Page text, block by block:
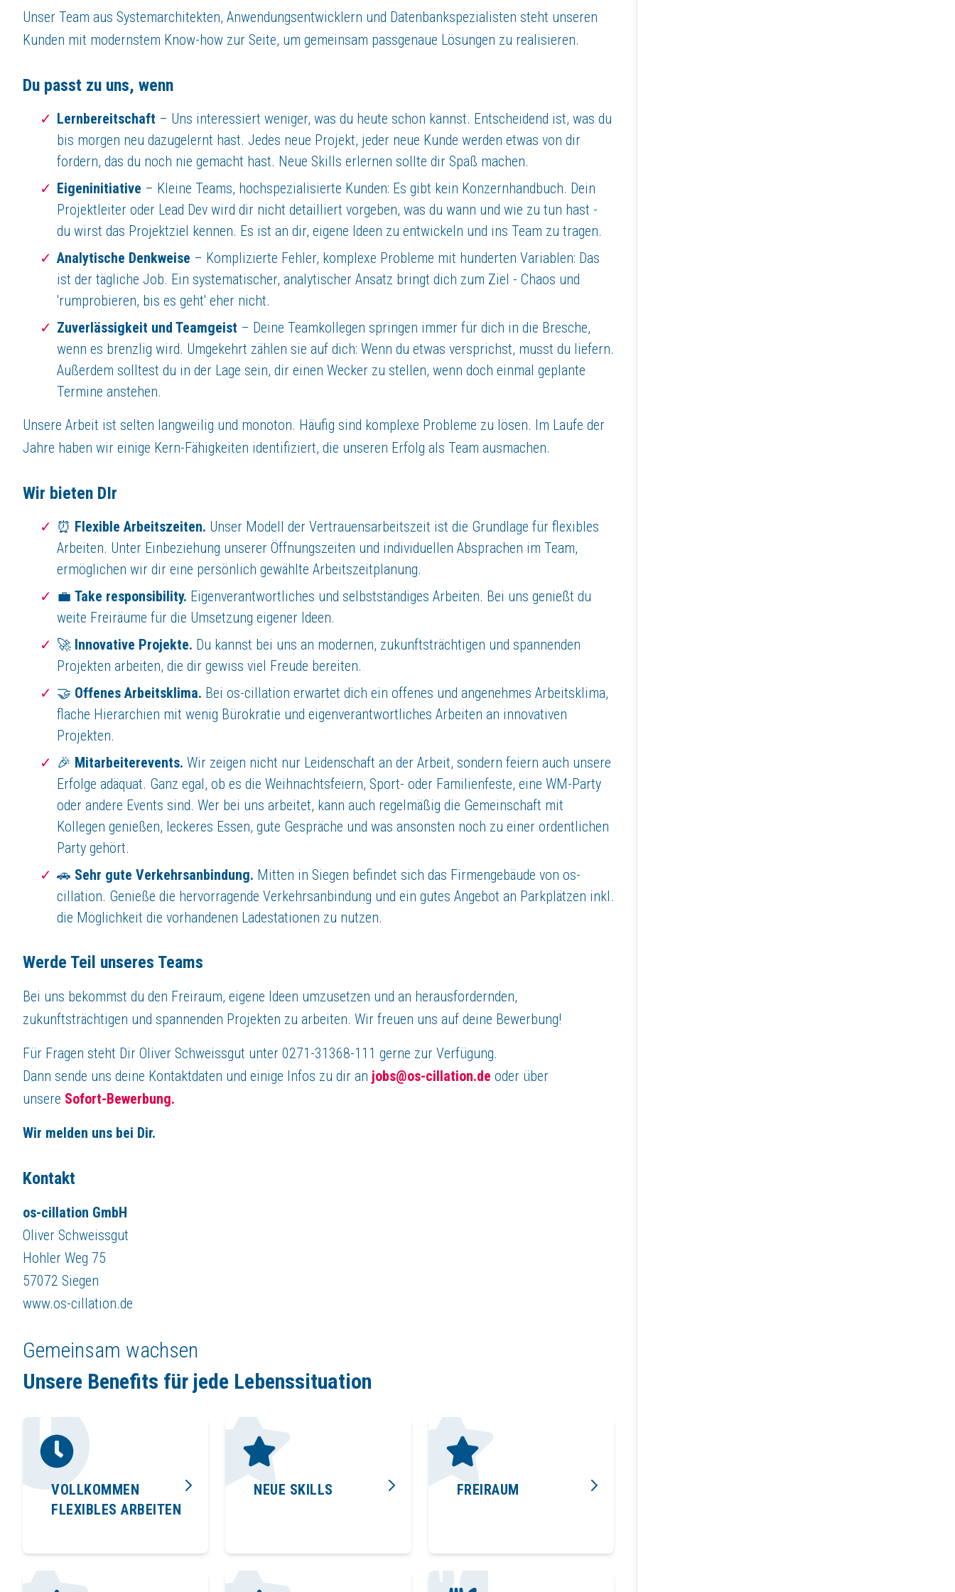
os-cillation GmbH
Hohler Weg 75
www.os-cillation.de
os-cillation GmbH
Die os-cillation GmbH steht für professionelle Produktentwicklung und maßgeschneiderte Software. Seit 2000 konzipieren wir Software-Produkte und effiziente Anwendungen für Unternehmen
Stets den Blick auf neue Technologien, Endgeräte und Markt-Entwicklungen sowie im Netzwerk mit Forschungszentren und Universitäten, entwickeln wir zukunftssichere und plattformunabhängige Software
Gestalte Deine berufliche Zukunft
Mit erfolgsorientierter Eigeninitiative hast du bei uns hervorragende Karrieremöglichkeiten.
Wir sind stets auf der Suche nach:
Systementwicklern (m/w/d) für Linux (C / C++ / sh / Kernel)
php- und Javascript-Entwicklern für Web und Mobile (m/w/d)
Linux Infrastructure Administratoren (m/w/d)
Auszubildende als Fachinformatiker (m/w/d) Anwendungsentwicklung
Duale IT-Studenten (m/w/d)
Unser Team aus Systemarchitekten, Anwendungsentwicklern und Datenbankspezialisten steht unseren
Kunden mit modernstem Know-how zur Seite, um gemeinsam passgenaue Lösungen zu realisieren.
Du passt zu uns, wenn
Lernbereitschaft – Uns interessiert weniger, was du heute schon kannst. Entscheidend ist, was du
bis morgen neu dazugelernt hast. Jedes neue Projekt, jeder neue Kunde werden etwas von dir
fordern, das du noch nie gemacht hast. Neue Skills erlernen sollte dir Spaß machen.
Eigeninitiative – Kleine Teams, hochspezialisierte Kunden: Es gibt kein Konzernhandbuch. Dein
Projektleiter oder Lead Dev wird dir nicht detailliert vorgeben, was du wann und wie zu tun hast -
du wirst das Projektziel kennen. Es ist an dir, eigene Ideen zu entwickeln und ins Team zu tragen.
Analytische Denkweise – Komplizierte Fehler, komplexe Probleme mit hunderten Variablen: Das
ist der tägliche Job. Ein systematischer, analytischer Ansatz bringt dich zum Ziel - Chaos und
'rumprobieren, bis es geht' eher nicht.
Zuverlässigkeit und Teamgeist – Deine Teamkollegen springen immer für dich in die Bresche,
wenn es brenzlig wird. Umgekehrt zählen sie auf dich: Wenn du etwas versprichst, musst du liefern.
Außerdem solltest du in der Lage sein, dir einen Wecker zu stellen, wenn doch einmal geplante
Termine anstehen.
Unsere Arbeit ist selten langweilig und monoton. Häufig sind komplexe Probleme zu lösen. Im Laufe der
Jahre haben wir einige Kern-Fähigkeiten identifiziert, die unseren Erfolg als Team ausmachen.
Wir bieten DIr
⏰ Flexible Arbeitszeiten. Unser Modell der Vertrauensarbeitszeit ist die Grundlage für flexibles
Arbeiten. Unter Einbeziehung unserer Öffnungszeiten und individuellen Absprachen im Team,
ermöglichen wir dir eine persönlich gewählte Arbeitszeitplanung.
💼 Take responsibility. Eigenverantwortliches und selbstständiges Arbeiten. Bei uns genießt du
weite Freiräume für die Umsetzung eigener Ideen.
🚀 Innovative Projekte. Du kannst bei uns an modernen, zukunftsträchtigen und spannenden
Projekten arbeiten, die dir gewiss viel Freude bereiten.
🤝 Offenes Arbeitsklima. Bei os-cillation erwartet dich ein offenes und angenehmes Arbeitsklima,
flache Hierarchien mit wenig Bürokratie und eigenverantwortliches Arbeiten an innovativen
Projekten.
🎉 Mitarbeiterevents. Wir zeigen nicht nur Leidenschaft an der Arbeit, sondern feiern auch unsere
Erfolge adäquat. Ganz egal, ob es die Weihnachtsfeiern, Sport- oder Familienfeste, eine WM-Party
oder andere Events sind. Wer bei uns arbeitet, kann auch regelmäßig die Gemeinschaft mit
Kollegen genießen, leckeres Essen, gute Gespräche und was ansonsten noch zu einer ordentlichen
Party gehört.
🚗 Sehr gute Verkehrsanbindung. Mitten in Siegen befindet sich das Firmengebäude von os-
cillation. Genieße die hervorragende Verkehrsanbindung und ein gutes Angebot an Parkplätzen inkl.
die Möglichkeit die vorhandenen Ladestationen zu nutzen.
Werde Teil unseres Teams
Bei uns bekommst du den Freiraum, eigene Ideen umzusetzen und an herausfordernden,
zukunftsträchtigen und spannenden Projekten zu arbeiten. Wir freuen uns auf deine Bewerbung!
Für Fragen steht Dir Oliver Schweissgut unter 0271-31368-111 gerne zur Verfügung.
Dann sende uns deine Kontaktdaten und einige Infos zu dir an jobs@os-cillation.de oder über
unsere Sofort-Bewerbung.
Wir melden uns bei Dir.
Kontakt
os-cillation GmbH
Oliver Schweissgut
Hohler Weg 75
57072 Siegen
www.os-cillation.de
Gemeinsam wachsen
Unsere Benefits für jede Lebenssituation
VOLLKOMMEN
FLEXIBLES ARBEITEN
NEUE SKILLS FREIRAUM